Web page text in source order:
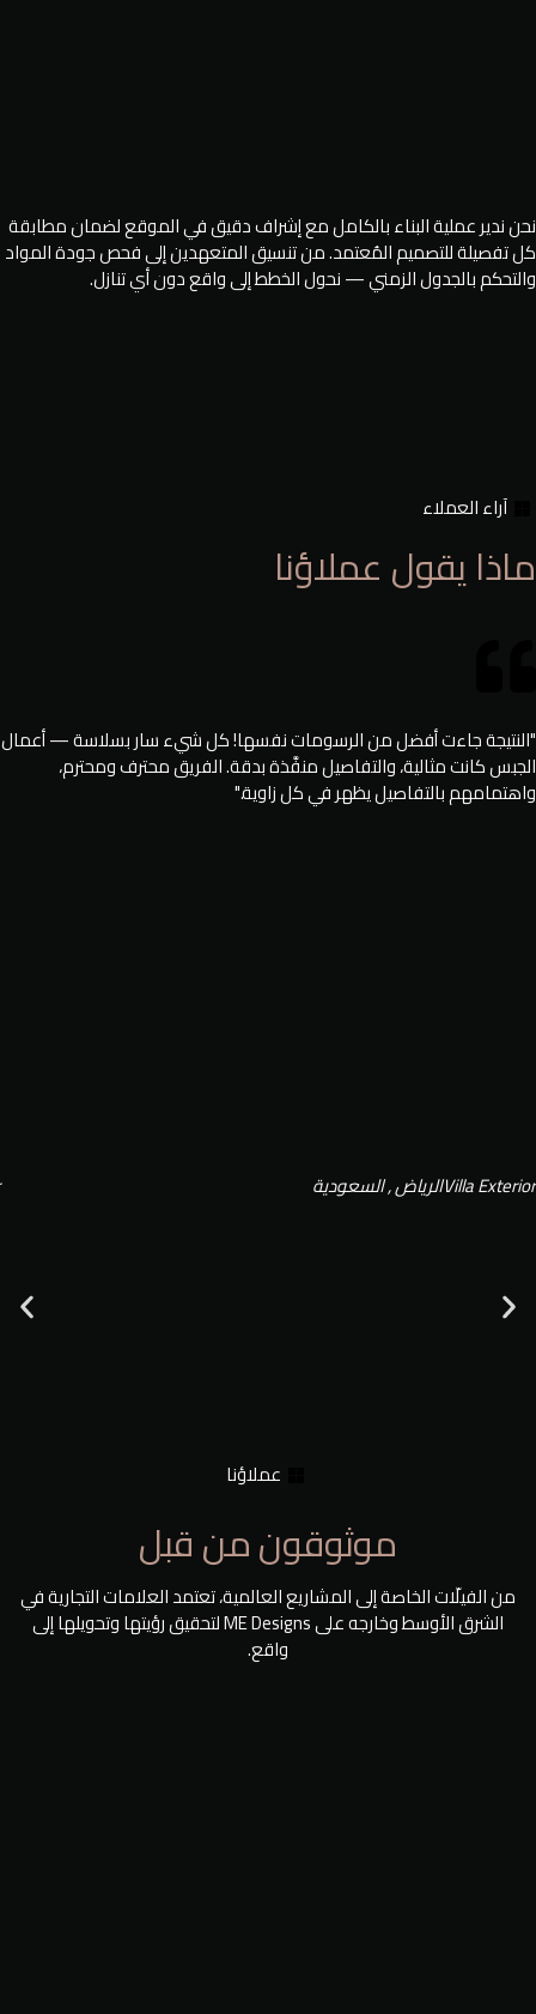
نحن ندير عملية البناء بالكامل مع إشراف دقيق في الموقع لضمان مطابقة
كل تفصيلة للتصميم المُعتمد. من تنسيق المتعهدين إلى فحص جودة المواد
والتحكم بالجدول الزمني — نحول الخطط إلى واقع دون أي تنازل.
آراء العملاء
ماذا يقول عملاؤنا
"النتيجة جاءت أفضل من الرسومات نفسها! كل شيء سار بسلاسة — أعمال
الجبس كانت مثالية، والتفاصيل منفَّذة بدقة. الفريق محترف ومحترم،
واهتمامهم بالتفاصيل يظهر في كل زاوية."
Villa Exteriorالرياض , السعودية
عملاؤنا
موثوقون من قبل
من الفيلّات الخاصة إلى المشاريع العالمية، تعتمد العلامات التجارية في
الشرق الأوسط وخارجه على ME Designs لتحقيق رؤيتها وتحويلها إلى
واقع.